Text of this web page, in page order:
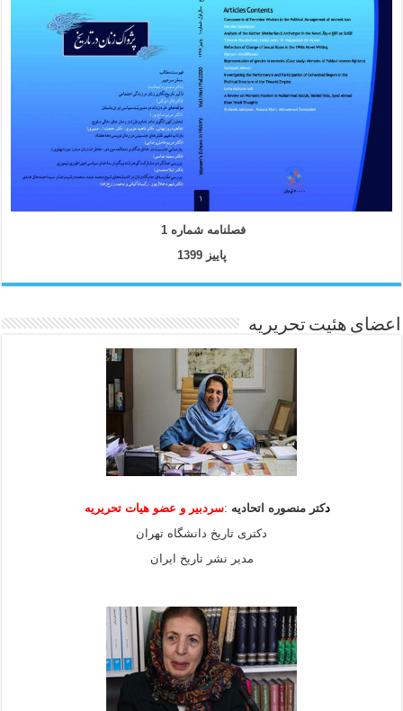
فصلنامه شماره 1
پاییز 1399
اعضای هئیت تحریریه
دکتر منصوره اتحادیه :سردبیر و عضو هیاتتحریریه
دکتری تاریخ دانشگاه تهران
مدیر نشر تاریخ ایران